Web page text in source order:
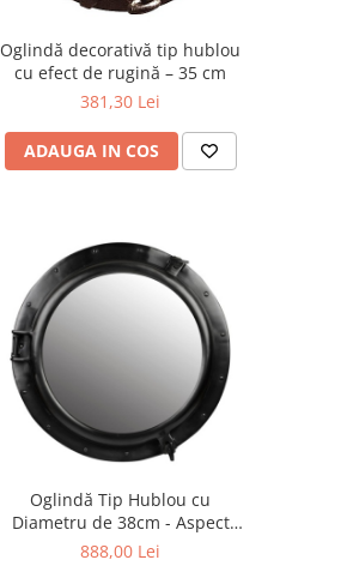
Oglindă decorativă tip hublou
cu efect de rugină – 35 cm
381,30 Lei
ADAUGA IN COS
Oglindă Tip Hublou cu
Diametru de 38cm - Aspect
Autentic
888,00 Lei